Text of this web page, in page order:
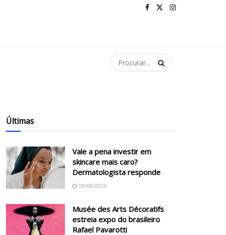
Últimas
Vale a pena investir em
skincare mais caro?
Dermatologista responde
08/08/2026
Musée des Arts Décoratifs
estreia expo do brasileiro
Rafael Pavarotti